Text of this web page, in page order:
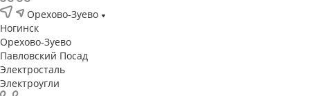
Орехово-Зуево
Ногинск
Орехово-Зуево
Павловский Посад
Электросталь
Электроугли